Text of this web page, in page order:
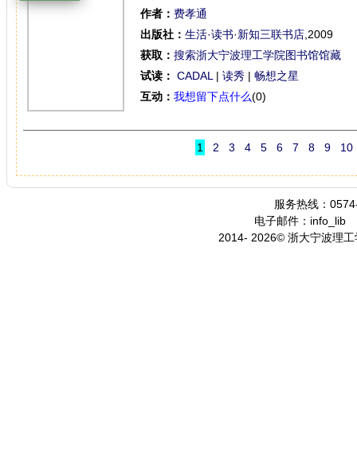
作者： 费孝通
出版社： 生活·读书·新知三联书店 ,2009
获取： 搜索浙大宁波理工学院图书馆馆藏
试读： CADAL | 读秀 | 畅想之星
互动： 我想留下点什么(0)
1 2 3 4 5 6 7 8 9 10
服务热线：
电子邮件：info_lib
2014- 2026© 浙大宁波理工